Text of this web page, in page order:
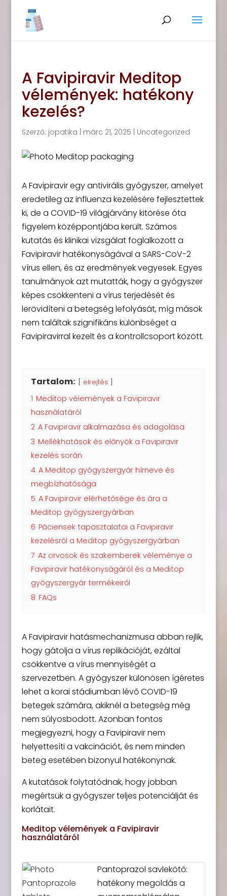
A Favipiravir Meditop
vélemények: hatékony
kezelés?
Szerző: jopatika márc 21, 2025 Uncategorized
A Favipiravir egy antivirális gyógyszer, amelyet
eredetileg az influenza kezelésére fejlesztettek
ki, de a COVID-19 világjárvány kitörése óta
figyelem középpontjába került. Számos
kutatás és klinikai vizsgálat foglalkozott a
Favipiravir hatékonyságával a SARS-CoV-2
vírus ellen, és az eredmények vegyesek. Egyes
tanulmányok azt mutatták, hogy a gyógyszer
képes csökkenteni a vírus terjedését és
lerövidíteni a betegség lefolyását, míg mások
nem találtak szignifikáns különbséget a
Favipiravirral kezelt és a kontrollcsoport között.
Tartalom: elrejtés
1 Meditop vélemények a Favipiravir
használatáról
2 A Favipiravir alkalmazása és adagolása
3 Mellékhatások és előnyök a Favipiravir
kezelés során
4 A Meditop gyógyszergyár hírneve és
megbízhatósága
5 A Favipiravir elérhetősége és ára a
Meditop gyógyszergyárban
6 Páciensek tapasztalatai a Favipiravir
kezelésről a Meditop gyógyszergyárban
7 Az orvosok és szakemberek véleménye a
Favipiravir hatékonyságáról és a Meditop
gyógyszergyár termékeiről
8 FAQs
A Favipiravir hatásmechanizmusa abban rejlik,
hogy gátolja a vírus replikációját, ezáltal
csökkentve a vírus mennyiségét a
szervezetben. A gyógyszer különösen ígéretes
lehet a korai stádiumban lévő COVID-19
betegek számára, akiknél a betegség még
nem súlyosbodott. Azonban fontos
megjegyezni, hogy a Favipiravir nem
helyettesíti a vakcinációt, és nem minden
beteg esetében bizonyul hatékonynak.
A kutatások folytatódnak, hogy jobban
megértsük a gyógyszer teljes potenciálját és
korlátait.
Meditop vélemények a Favipiravir
használatáról
Pantoprazol savlekötő:
hatékony megoldás a